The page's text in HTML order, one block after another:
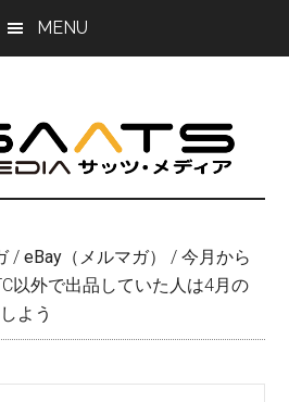
MENU
/ eBay（メルマガ） / 今月から
以外で出品していた人は4月の
よう